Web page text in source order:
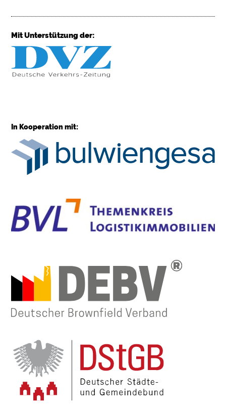
Mit Unterstützung der:
In Kooperation mit: